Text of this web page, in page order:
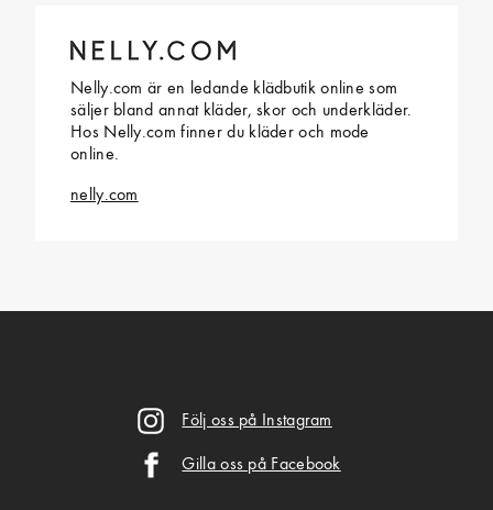
Nelly.com är en ledande klädbutik online som
säljer bland annat kläder, skor och underkläder.
Hos Nelly.com finner du kläder och mode
online.
nelly.com
Följ oss på Instagram
Gilla oss på Facebook